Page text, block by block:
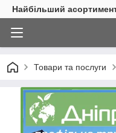
Найбільший
Товари та послуги